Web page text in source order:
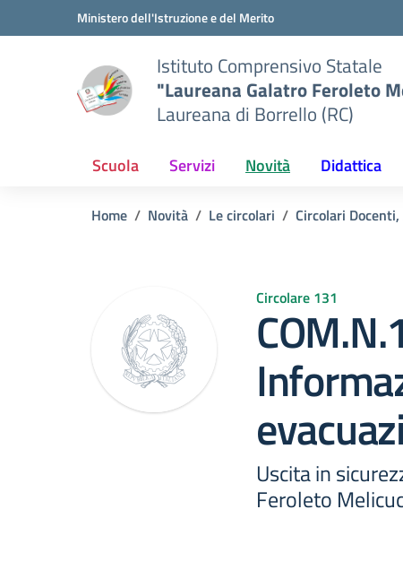
Vai ai contenuti
Vai al menu di navigazioneMinistero dell'Istruzione e del Merito
Istituto Comprensivo Statale
"Laureana Galatro Feroleto
Laureana di Borrello (RC)
Scuola Servizi Novità Didattica
Home Novità Le circolari Circolari
Circolare 131
Uscita in
Feroleto